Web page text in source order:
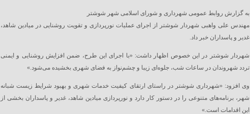
به گزارش روابط عمومی شهرداری و شورای اسلامی شهر شوشتر
مهندس علی واهبی شهردار شوشتر از اجرای عملیات نورپردازی و تقویت روشنایی در میادین شاهد،
غدیر و پاسداران خبر داد.
شهردار شوشتر در این خصوص اظهار داشت: «با اجرای این طرح، ضمن افزایش روشنایی و ایمنی
تردد شهروندان در ساعات شب، جلوه‌ای زیبا و چشم‌نواز به فضای شهری بخشیده می‌شود.»
وی افزود: «شهرداری شوشتر در راستای ارتقای کیفیت خدمات شهری و بهبود شرایط زیست شبانه
شهر، برنامه‌های متنوعی را در دستور کار دارد و نورپردازی میادین شاهد، غدیر و پاسداران بخشی از
این اقدامات است.»